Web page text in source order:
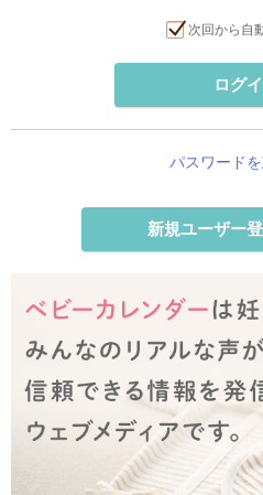
次回から自
ログ
パスワード
新規ユーザー登